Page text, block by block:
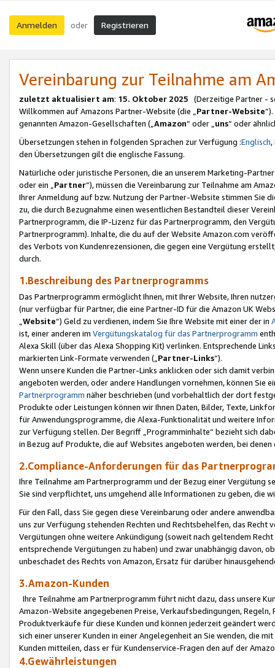
Anmelden oder Registrieren
Vereinbarung zur Teilnahme am
zuletzt aktualisiert am: 15. Oktober 2025 (Derzeitige Partner -
Willkommen auf Amazons Partner-Website (die „Partner-Website
genannten Amazon-Gesellschaften („Amazon“ oder „uns“ oder
Übersetzungen stehen in folgenden Sprachen zur Verfügung :Englisch,
den Übersetzungen gilt die englische Fassung.
Natürliche oder juristische Personen, die an unserem Marketing-
oder ein „Partner“), müssen die Vereinbarung zur Teilnahme am
Ihrer Anmeldung auf bzw. Nutzung der Partner-Website stimmen Sie
zu, die durch Bezugnahme einen wesentlichen Bestandteil dieser
Partnerprogramm, die IP-Lizenz für das Partnerprogramm, den
Partnerprogramm). Inhalte, die du auf der Website Amazon.com
des Verbots von Kundenrezensionen, die gegen eine Vergütung
durch.
1.Beschreibung des Partnerprogramms
Das Partnerprogramm ermöglicht Ihnen, mit Ihrer Website, Ihren
(nur verfügbar für Partner, die eine Partner-ID für die Amazon UK
Website“) Geld zu verdienen, indem Sie Ihre Website mit einer der in
ist, einer anderen im Vergütungskatalog für das Partnerprogramm
Alexa Skill (über das Alexa Shopping Kit) verlinken. Entsprechende
markierten Link-Formate verwenden („ Partner-Links“).
Wenn unsere Kunden die Partner-Links anklicken oder sich damit
angeboten werden, oder andere Handlungen vornehmen, können Sie
Partnerprogramm näher beschrieben (und vorbehaltlich der dort
Produkte oder Leistungen können wir Ihnen Daten, Bilder, Texte,
für Anwendungsprogramme, die Alexa-Funktionalität und weitere
zur Verfügung stellen. Der Begriff „Programminhalte“ bezieht sich
in Bezug auf Produkte, die auf Websites angeboten werden, bei
2.Compliance-Anforderungen für das
Ihre Teilnahme am Partnerprogramm und der Bezug einer Vergütung
Sie sind verpflichtet, uns umgehend alle Informationen zu geben, die
Für den Fall, dass Sie gegen diese Vereinbarung oder andere
uns zur Verfügung stehenden Rechten und Rechtsbehelfen, das
Vergütungen ohne weitere Ankündigung (soweit nach geltendem
entsprechende Vergütungen zu haben) und zwar unabhängig davon,
unbeschadet des Rechts von Amazon, Ersatz für darüber
3.Amazon-Kunden
Ihre Teilnahme am Partnerprogramm führt nicht dazu, dass unsere
Amazon-Website angegebenen Preise, Verkaufsbedingungen,
Produktverkäufe für diese Kunden und können jederzeit geändert
sich einer unserer Kunden in einer Angelegenheit an Sie wenden, die
Kunden mitteilen, dass er für Kundenservice-Fragen den auf der
4.Gewährleistungen